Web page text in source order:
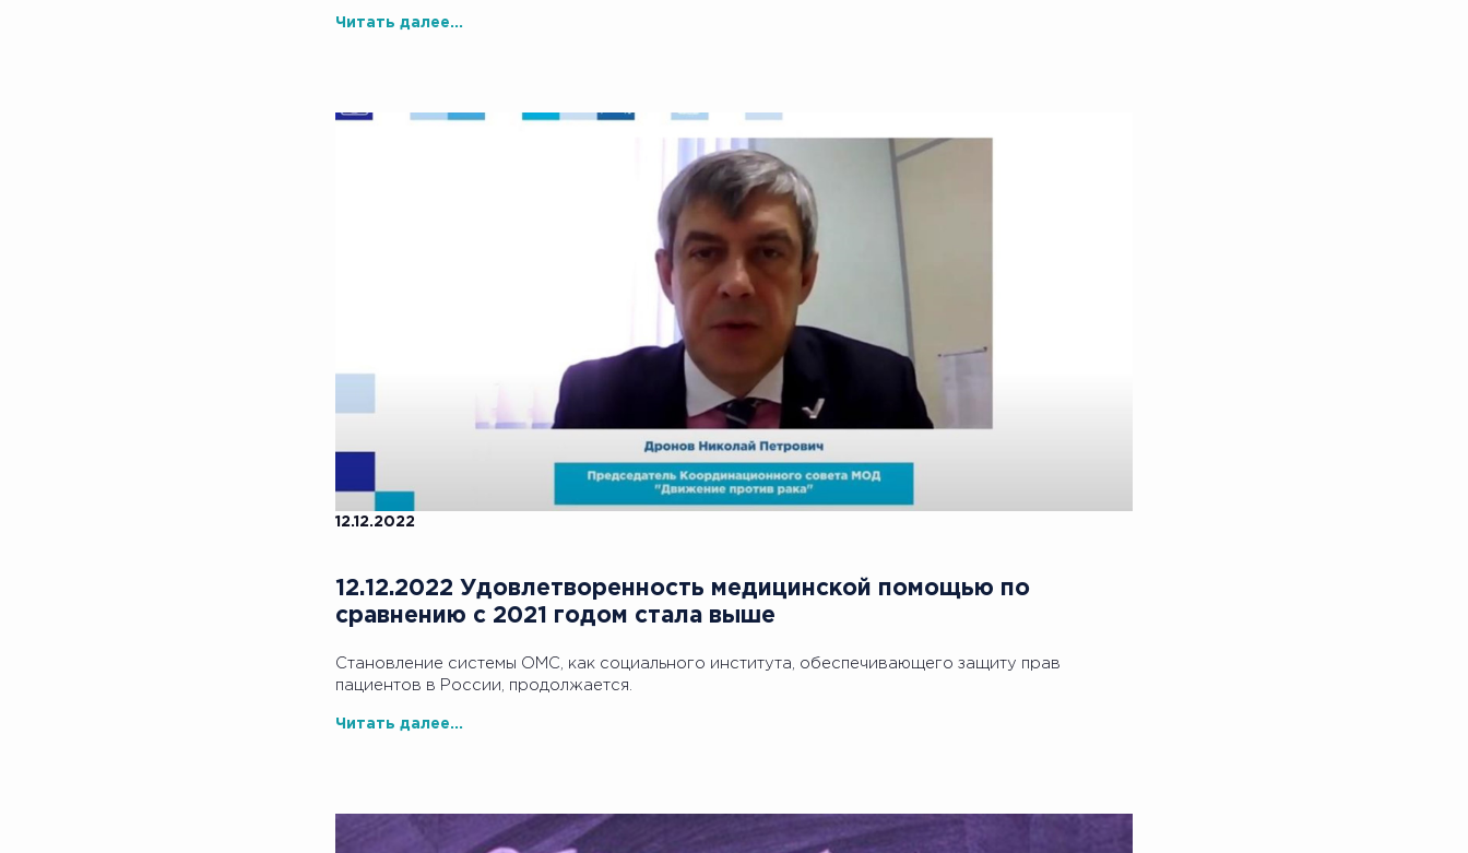
Читать далее...
12.12.2022
12.12.2022 Удовлетворенность медицинской помощью по
сравнению с 2021 годом стала выше
Становление системы ОМС, как социального института, обеспечивающего защиту прав
пациентов в России, продолжается.
Читать далее...